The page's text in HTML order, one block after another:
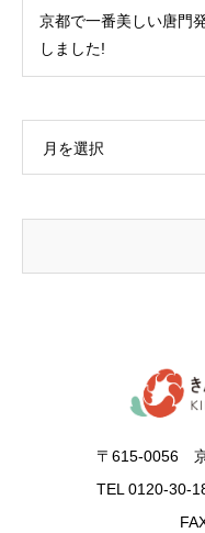
京都で一番美しい唐門
しました!
月を選択
〒615-0056
TEL 0120-30-